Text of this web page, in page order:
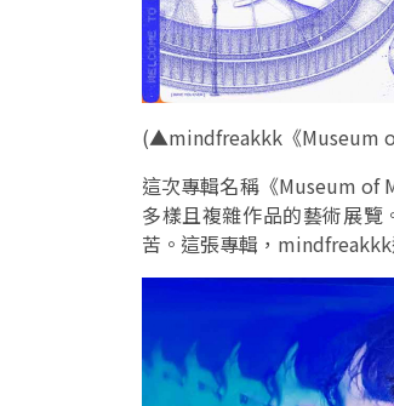
(▲mindfreakkk《Museum
這次專輯名稱《Museum of
多樣且複雜作品的藝術展
苦。這張專輯，